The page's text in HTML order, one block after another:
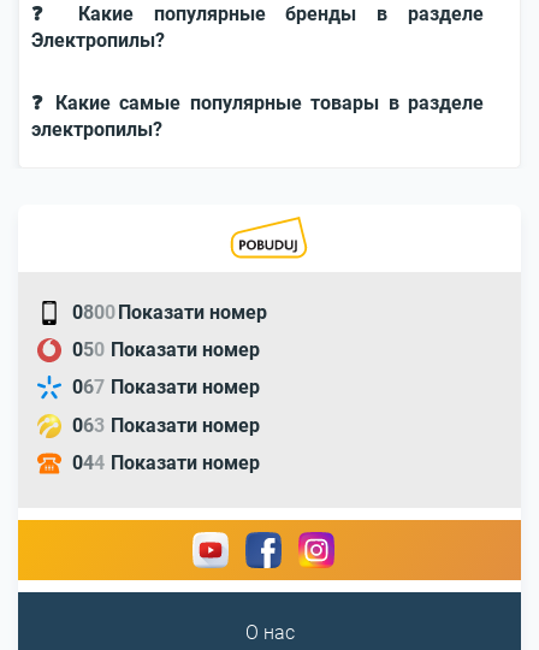
❓ Какие популярные бренды в разделе
Электропилы?
❓ Какие самые популярные товары в разделе
электропилы?
0800Показати номер
050 Показати номер
067 Показати номер
063 Показати номер
044 Показати номер
О нас